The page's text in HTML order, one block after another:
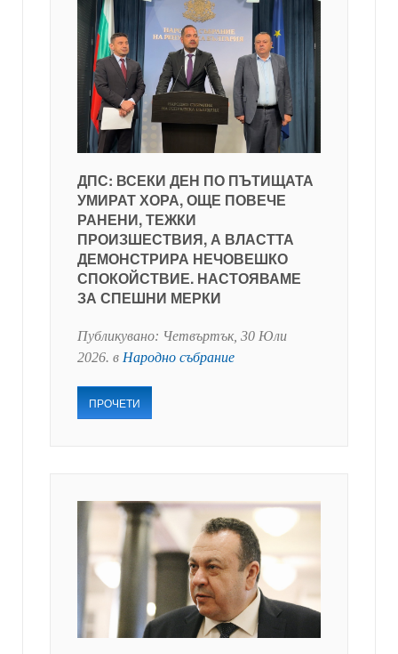
ДПС: ВСЕКИ ДЕН ПО ПЪТИЩАТА
УМИРАТ ХОРА, ОЩЕ ПОВЕЧЕ
РАНЕНИ, ТЕЖКИ
ПРОИЗШЕСТВИЯ, А ВЛАСТТА
ДЕМОНСТРИРА НЕЧОВЕШКО
СПОКОЙСТВИЕ. НАСТОЯВАМЕ
ЗА СПЕШНИ МЕРКИ
Публикувано: Четвъртък, 30 Юли
2026. в Народно събрание
ПРОЧЕТИ